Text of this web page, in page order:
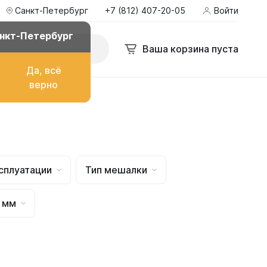
+7 (812) 407-20-05 zakaz@ekopromgroup.ru Войти
Санкт-Петербург
Петербург
Да, всё
верно
+7 (812) 407-20-05 Войти
Ваша корзина пуста
топлива
Тип мешалки
мм